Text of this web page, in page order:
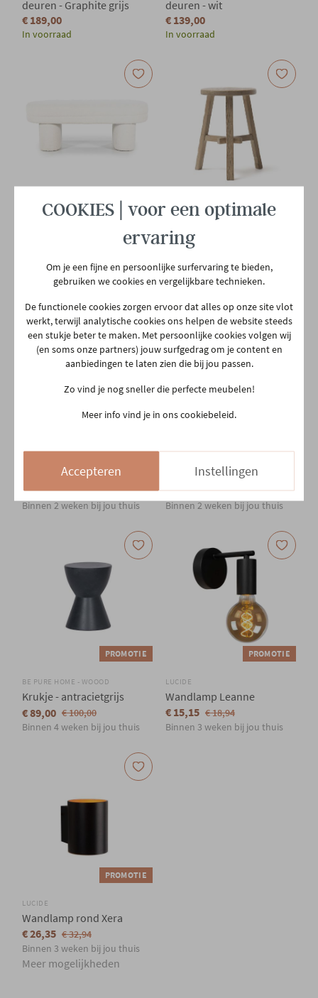
deuren - Graphite grijs
€ 189,00
In voorraad
deuren - wit
€ 139,00
In voorraad
Binnen 3 weken bij jou thuis
COCO MAISON
32cm - natuur iepenhout
Binnen 6 weken bij jou thuis
deuren - Graphite grijs
€ 139,00
Binnen 2 weken bij jou thuis
deuren - grijs
€ 129,00
Binnen 2 weken bij jou thuis
PROMOTIE
BE PURE HOME - WOOOD
Krukje - antracietgrijs
€ 89,00 € 100,00
Binnen 4 weken bij jou thuis
PROMOTIE
LUCIDE
Wandlamp Leanne
€ 15,15 € 18,94
Binnen 3 weken bij jou thuis
PROMOTIE
LUCIDE
Wandlamp rond Xera
€ 26,35 € 32,94
Binnen 3 weken bij jou thuis
Meer mogelijkheden
COOKIES | voor een optimale
ervaring
Om je een fijne en persoonlijke surfervaring te bieden,
gebruiken we cookies en vergelijkbare technieken.
De functionele cookies zorgen ervoor dat alles op onze site vlot
werkt, terwijl analytische cookies ons helpen de website steeds
een stukje beter te maken. Met persoonlijke cookies volgen wij
(en soms onze partners) jouw surfgedrag om je content en
aanbiedingen te laten zien die bij jou passen.
Zo vind je nog sneller die perfecte meubelen!
Meer info vind je in ons cookiebeleid.
Accepteren Instellingen